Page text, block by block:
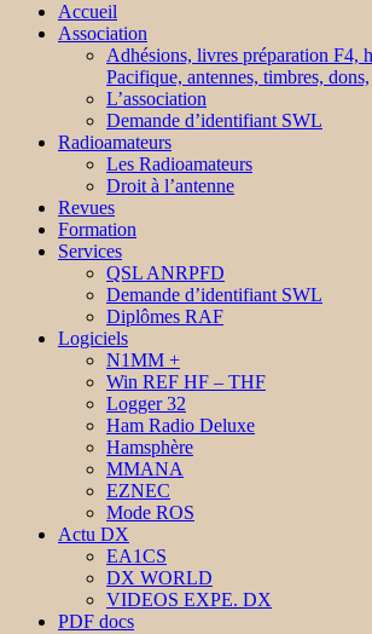
Accueil
Association
Adhésions, livres préparation F4,
Pacifique, antennes, timbres, dons,
L’association
Demande d’identifiant SWL
Radioamateurs
Les Radioamateurs
Droit à l’antenne
Revues
Formation
Services
QSL ANRPFD
Demande d’identifiant SWL
Diplômes RAF
Logiciels
N1MM +
Win REF HF – THF
Logger 32
Ham Radio Deluxe
Hamsphère
MMANA
EZNEC
Mode ROS
Actu DX
EA1CS
DX WORLD
VIDEOS EXPE. DX
PDF docs